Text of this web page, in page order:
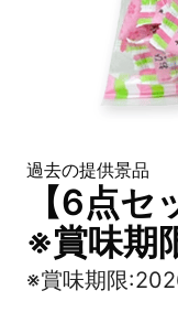
過去の提供景品
【6点
※賞味期
※賞味期限